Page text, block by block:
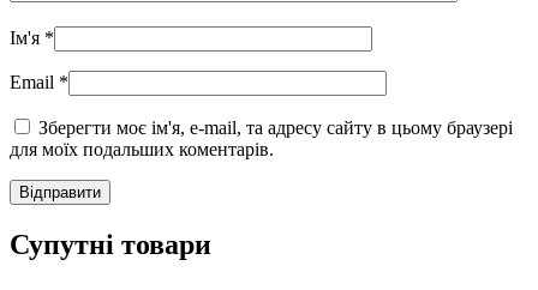
Ім'я *
Email *
Зберегти моє ім'я, e-mail, та адресу сайту в цьому браузері
для моїх подальших коментарів.
Супутні товари